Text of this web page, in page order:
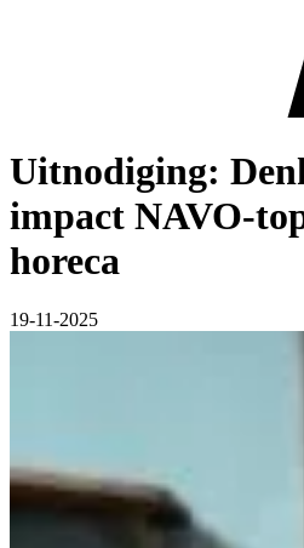
Uitnodiging:
impact NAVO-
horeca
19-11-2025